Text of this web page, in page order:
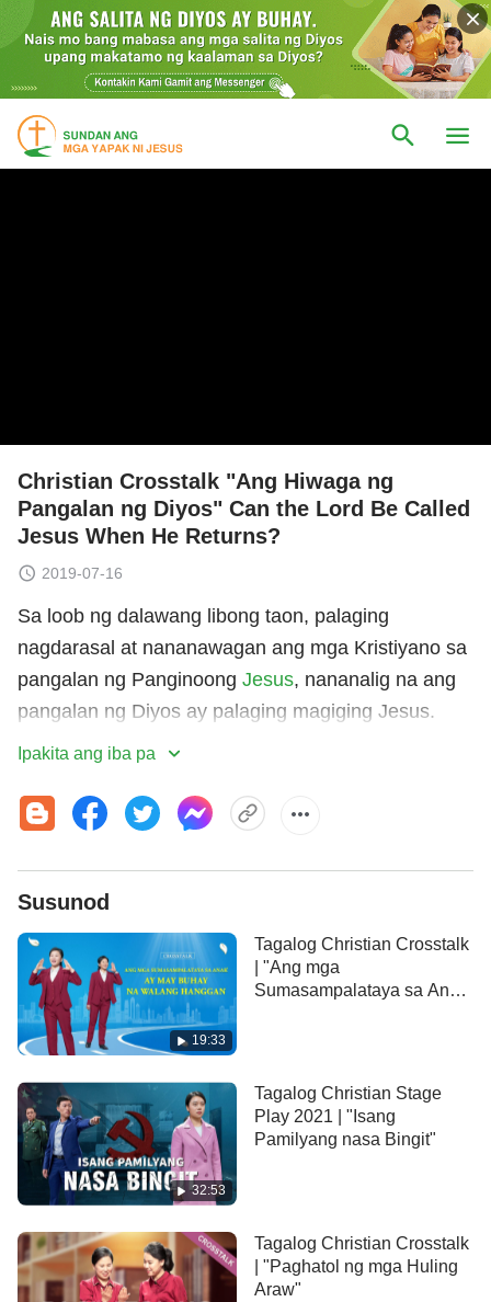
Christian Crosstalk "Ang Hiwaga ng
Pangalan ng Diyos" Can the Lord Be Called
Jesus When He Returns?
2019-07-16
Sa loob ng dalawang libong taon, palaging
nagdarasal at nananawagan ang mga Kristiyano sa
pangalan ng Panginoong Jesus, nananalig na ang
pangalan ng Diyos ay palaging magiging Jesus.
Gayunman, ipinropesiya sa Aklat ng Pahayag,
bagong pangalan ang Panginoon pagbalik Niya.
Kaya ngayong nagbalik na ang Panginoon sa mga
huling araw, matatawag pa rin ba natin siyang
Jesus? Anong mga hiwaga ang nasa likod ng
pangalan ng Diyos? Ang pagtatanghal na salitaan
na may pamagat na "Ang Hiwaga ng Pangalan ng
Diyos," ay pinaghahalo ang mga estilo ng pag-awit
at pagbigkas para gabayan tayo sa pag-unawa sa
kahalagahan kung bakit iba-iba ang pangalan ng
Diyos sa iba’t ibang panahon.
Ipakita ang iba pa
Susunod
19:33
Tagalog Christian Crosstalk
| "Ang mga
Sumasampalataya sa Anak
32:53
Tagalog Christian Stage
Play 2021 | "Isang
Pamilyang nasa Bingit"
Tagalog Christian Crosstalk
| "Paghatol ng mga Huling
Araw"